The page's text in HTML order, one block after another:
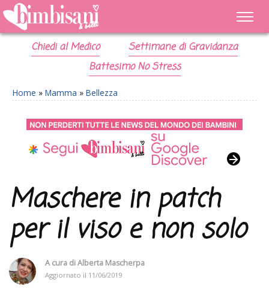
Chiedi al Medico
Settimane di Gravidanza
Battesimo No Stress
Home » Mamma » Bellezza
Maschere in patch
per il viso e non solo
A cura diAlberta Mascherpa
Aggiornato il 11/06/2019